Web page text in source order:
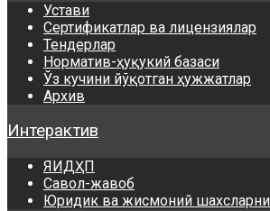
Устави
Сертификатлар ва лицензиялар
Тендерлар
Норматив-ҳуқукий базаси
Ўз кучини йўқотган ҳужжатлар
Архив
Интерактив
ЯИДҲП
Савол-жавоб
Юридик ва жисмоний